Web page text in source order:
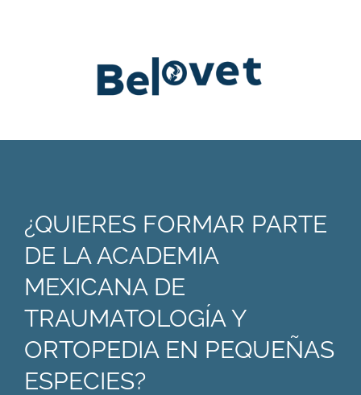
¿QUIERES FORMAR PARTE
DE LA ACADEMIA
MEXICANA DE
TRAUMATOLOGÍA Y
ORTOPEDIA EN PEQUEÑAS
ESPECIES?